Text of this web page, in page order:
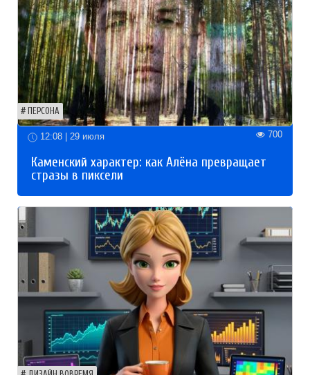
ПЕРСОНА
12:08 | 29 июля 700
Каменский характер: как Алёна превращает
стразы в пиксели